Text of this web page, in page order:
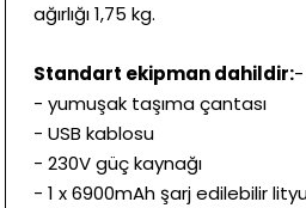
ağırlığı 1,75 kg.
Standart ekipman dahildir:-
- yumuşak taşıma çantası
- USB kablosu
- 230V güç kaynağı
- 1 x 6900mAh şarj edilebilir